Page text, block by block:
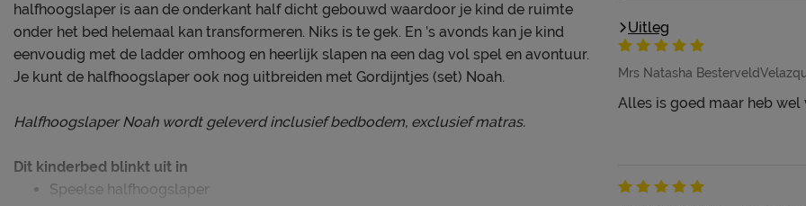
Uitleg
Mrs Natasha
Alles is goed maar heb
halfhoogslaper is aan de onderkant half dicht gebouwd waardoor je kind de ruimte
onder het bed helemaal kan transformeren. Niks is te gek. En ’s avonds kan je kind
eenvoudig met de ladder omhoog en heerlijk slapen na een dag vol spel en avontuur.
Je kunt de halfhoogslaper ook nog uitbreiden met Gordijntjes (set) Noah.
Halfhoogslaper Noah wordt geleverd inclusief bedbodem, exclusief matras.
Dit kinderbed blinkt uit in
Speelse halfhoogslaper